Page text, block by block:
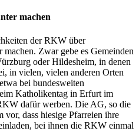
machen
der RKW über
machen. Zwar gebe es Gemeinden
oder Hildesheim, in denen
in vielen, vielen anderen Orten
bei bundesweiten
Katholikentag in Erfurt im
dafür werben. Die AG, so die
vor, dass hiesige Pfarreien ihre
bei ihnen die RKW einmal